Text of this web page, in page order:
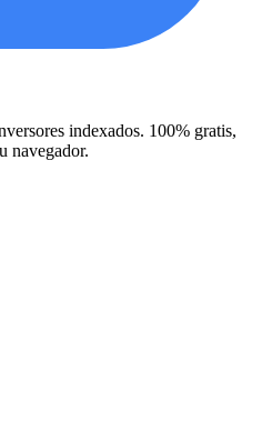
indexados. 100% gratis,
navegador.